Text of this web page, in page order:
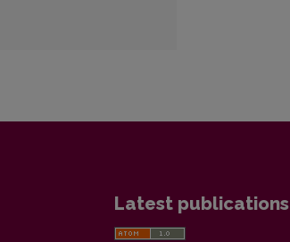
Latest publications